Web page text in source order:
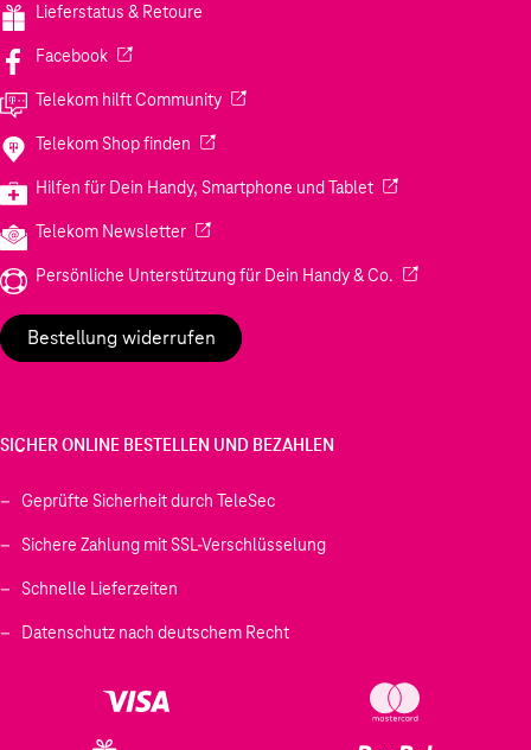
Lieferstatus & Retoure
Facebook(Wird in einem neuen Tab geöffnet)
Telekom hilft Community(Wird in einem neuen Tab geöffnet)
Telekom Shop finden (Wird in einem neuen Tab geöffnet)
Hilfen für Dein Handy, Smartphone und Tablet(Wird in einem
Telekom Newsletter(Wird in einem neuen Tab geöffnet)
Persönliche Unterstützung für Dein Handy & Co. (Wird in einem
Bestellung widerrufen
SICHER ONLINE BESTELLEN UND BEZAHLEN
Geprüfte Sicherheit durch TeleSec
Sichere Zahlung mit SSL-Verschlüsselung
Schnelle Lieferzeiten
Datenschutz nach deutschem Recht